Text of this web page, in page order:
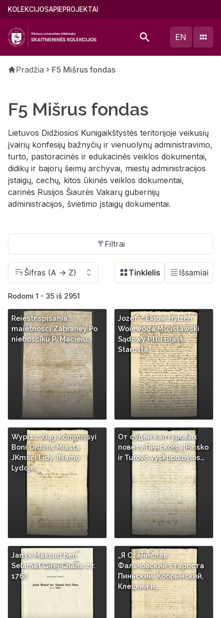
Pereiti
pagrindinį
turinį
Main
(lithuanian)
KOLEKCIJOSAPIEPROJEKTAI
EN
Kelias
Pradžia F5 Mišrus fondas
F5 Mišrus fondas
Lietuvos Didžiosios Kunigaikštystės teritorijoje veikusių
įvairių konfesijų bažnyčių ir vienuolynų administravimo,
turto, pastoracinės ir edukacinės veiklos dokumentai,
didikų ir bajorų šeimų archyvai, miestų administracijos
įstaigų, cechų, kitos ūkinės veiklos dokumentai,
carinės Rusijos Šiaurės Vakarų gubernijų
administracijos, švietimo įstaigų dokumentai.
Filtrai
Rodomi 1 - 35 iš 2951
Reiestr spisania
maietnosci Zabraney Po
niebosciku P. Macieiu…
Jozef z Eklow Hylzen
Woiewoda Mśćisławski
Sądowy Pttu Brasł
Starosta…
Wypis z Xiąg Kommissyi
Boni Ordinis Miasta
JKmsci Lidy. [Namo
Lydoje…
От судей каптуровых
повету Пинского. [Pinsko
ir Turovo vyskupo bylos…
Jarłyk Maksud ben
Selamet Girej Chana z r.
1767
„Я Станислав
Фальчовский староста
Пиньский, Кобрынский,
Клецкий и…